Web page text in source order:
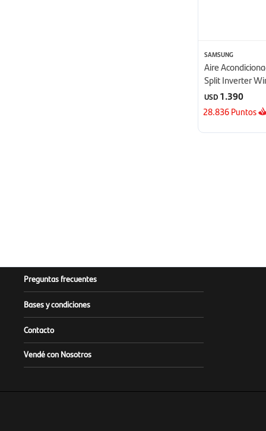
SAMSUNG
Aire
Split Inverter
24000 BTU -
USD 1.390
28.836Puntos
Preguntas frecuentes
Bases y condiciones
Contacto
Vendé con Nosotros